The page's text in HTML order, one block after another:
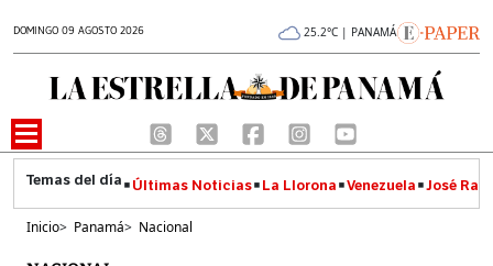
DOMINGO 09 AGOSTO 2026 25.2°C | PANAMÁ
Últimas Noticias La Llorona Venezuela José
Inicio> Panamá> Nacional